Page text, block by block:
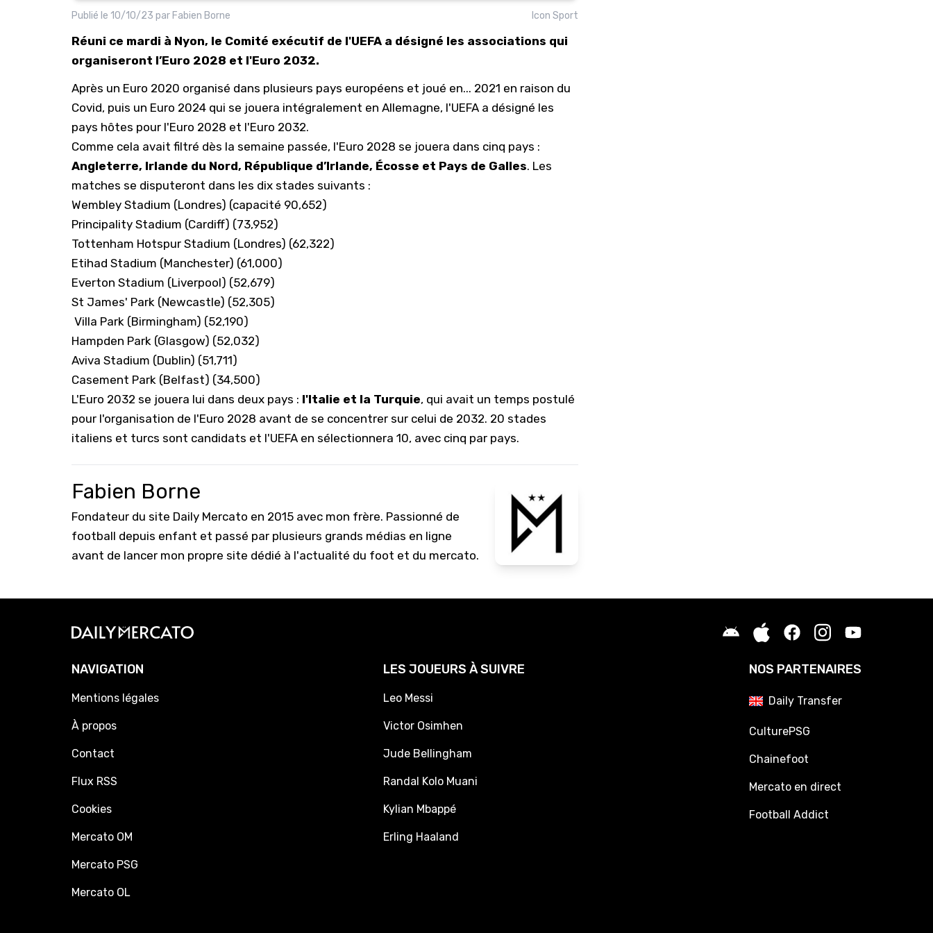
Publié le 10/10/23 par Fabien Borne Icon Sport
Réuni ce mardi à Nyon, le Comité exécutif de l'UEFA a désigné les associations qui
organiseront l’Euro 2028 et l'Euro 2032.
Après un Euro 2020 organisé dans plusieurs pays européens et joué en... 2021 en raison du
Covid, puis un Euro 2024 qui se jouera intégralement en Allemagne, l'UEFA a désigné les
pays hôtes pour l'Euro 2028 et l'Euro 2032.
Comme cela avait filtré dès la semaine passée, l'Euro 2028 se jouera dans cinq pays :
Angleterre, Irlande du Nord, République d’Irlande, Écosse et Pays de Galles. Les
matches se disputeront dans les dix stades suivants :
Wembley Stadium (Londres) (capacité 90,652)
Principality Stadium (Cardiff) (73,952)
Tottenham Hotspur Stadium (Londres) (62,322)
Etihad Stadium (Manchester) (61,000)
Everton Stadium (Liverpool) (52,679)
St James' Park (Newcastle) (52,305)
Villa Park (Birmingham) (52,190)
Hampden Park (Glasgow) (52,032)
Aviva Stadium (Dublin) (51,711)
Casement Park (Belfast) (34,500)
L'Euro 2032 se jouera lui dans deux pays : l'Italie et la Turquie, qui avait un temps postulé
pour l'organisation de l'Euro 2028 avant de se concentrer sur celui de 2032. 20 stades
italiens et turcs sont candidats et l'UEFA en sélectionnera 10, avec cinq par pays.
Fabien Borne
Fondateur du site Daily Mercato en 2015 avec mon frère. Passionné de
football depuis enfant et passé par plusieurs grands médias en ligne
avant de lancer mon propre site dédié à l'actualité du foot et du mercato.
NAVIGATION
Mentions légales
À propos
Contact
Flux RSS
Cookies
Mercato OM
Mercato PSG
Mercato OL
LES JOUEURS À SUIVRE
Leo Messi
Victor Osimhen
Jude Bellingham
Randal Kolo Muani
Kylian Mbappé
Erling Haaland
NOS PARTENAIRES
Daily Transfer
CulturePSG
Chainefoot
Mercato en direct
Football Addict